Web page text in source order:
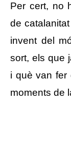
Per cert, no
de
invent del
sort, els que
i què van fer
moments de